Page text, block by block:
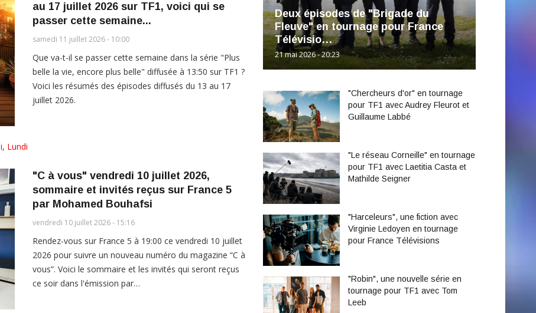
au 17 juillet 2026 sur TF1, voici qui se
passer cette semaine...
samedi 11 juillet 2026 - 10:00
Que va-t-il se passer cette semaine dans la série "Plus
belle la vie, encore plus belle" diffusée à 13:50 sur TF1 ?
Voici les résumés des épisodes diffusés du 13 au 17
juillet 2026.
, Lundi
"C à vous" vendredi 10 juillet 2026,
sommaire et invités reçus sur France 5
par Mohamed Bouhafsi
vendredi 10 juillet 2026 - 15:16
Rendez-vous sur France 5 à 19:00 ce vendredi 10 juillet
2026 pour suivre un nouveau numéro du magazine “C à
vous”. Voici le sommaire et les invités qui seront reçus
ce soir dans l'émission par…
Deux épisodes de "Brigade du
Fleuve" en tournage pour France
Télévisio…
21 mai 2026 - 20:23
"Chercheurs d'or" en tournage
pour TF1 avec Audrey Fleurot et
Guillaume Labbé
"Le réseau Corneille" en tournage
pour TF1 avec Laetitia Casta et
Mathilde Seigner
"Harceleurs", une fiction avec
Virginie Ledoyen en tournage
pour France Télévisions
"Robin", une nouvelle série en
tournage pour TF1 avec Tom
Leeb